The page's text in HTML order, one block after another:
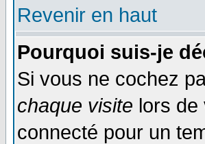
Revenir en haut
Pourquoi suis-je
Si vous ne cochez
chaque visite lors de
connecté pour un